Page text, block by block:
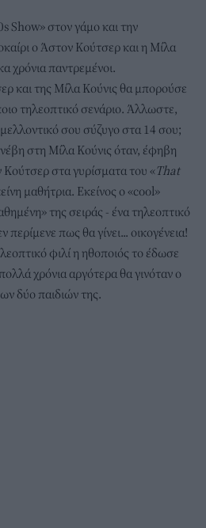
Show» στον γάμο και την
ο Άστον Κούτσερ και η Μίλα
χρόνια παντρεμένοι.
και της Μίλα Κούνις θα μπορούσε
τηλεοπτικό σενάριο. Άλλωστε,
σου σύζυγο στα 14 σου;
στη Μίλα Κούνις όταν, έφηβη
στα γυρίσματα του «That
μαθήτρια. Εκείνος ο «cool»
της σειράς - ένα τηλεοπτικό
περίμενε πως θα γίνει... οικογένεια!
φιλί η ηθοποιός το έδωσε
χρόνια αργότερα θα γινόταν ο
δύο παιδιών της.